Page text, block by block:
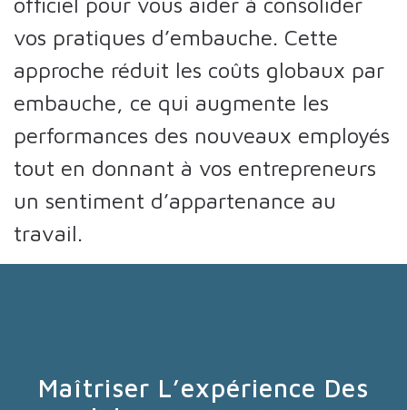
vos pratiques d’embauche. Cette
approche réduit les coûts globaux par
embauche, ce qui augmente les
performances des nouveaux employés
tout en donnant à vos entrepreneurs
un sentiment d’appartenance au
travail.
Maîtriser L’expérience Des